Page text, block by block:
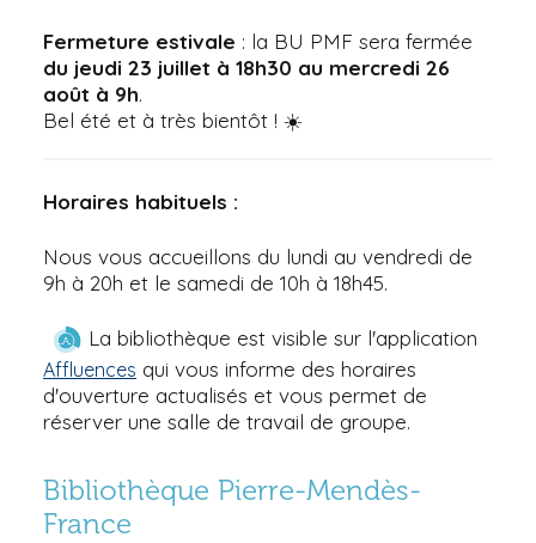
Fermeture estivale : la BU PMF sera fermée
du jeudi 23 juillet à 18h30 au mercredi 26
août à 9h.
Bel été et à très bientôt ! ☀️
Horaires habituels :
Nous vous accueillons du lundi au vendredi de
9h à 20h et le samedi de 10h à 18h45.
La bibliothèque est visible sur l'application
Affluences qui vous informe des horaires
d'ouverture actualisés et vous permet de
réserver une salle de travail de groupe.
Bibliothèque Pierre-Mendès-
France